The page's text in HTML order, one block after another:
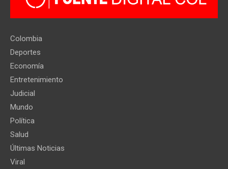
Colombia
Deportes
Economía
Entretenimiento
Judicial
Mundo
Política
Salud
Últimas Noticias
Viral